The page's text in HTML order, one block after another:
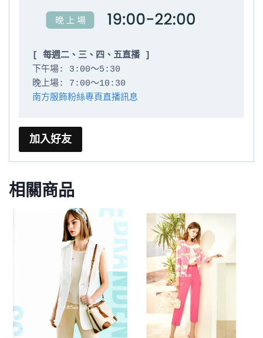
[ 每週二、三、四、五直播 ]
下午場: 3:00～5:30
南方服飾粉絲專頁直播訊息
加入好友
相關商品